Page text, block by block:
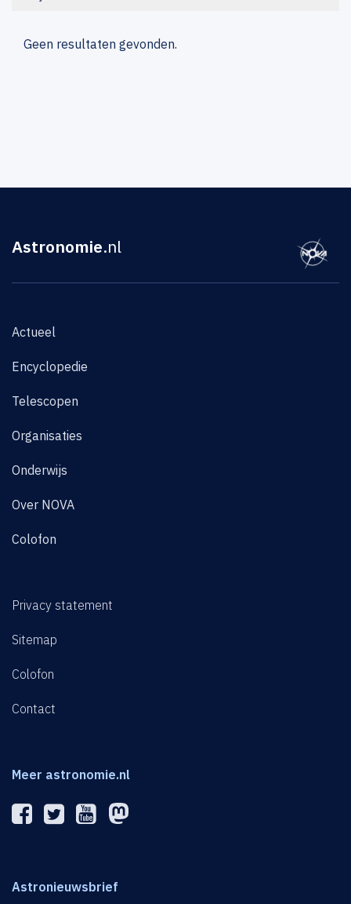
Geen resultaten gevonden.
Astronomie.nl
Actueel
Encyclopedie
Telescopen
Organisaties
Onderwijs
Over NOVA
Colofon
Privacy statement
Sitemap
Colofon
Contact
Meer astronomie.nl
Astronieuwsbrief